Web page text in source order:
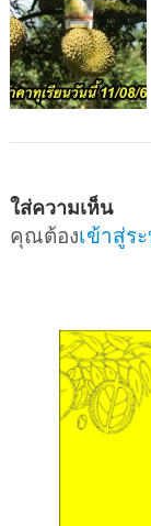
ใส่ความเห็น
คุณต้องเข้าสู่ร